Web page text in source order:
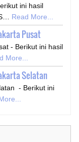
ini hasil
Read More...
Pusat
- Berikut ini hasil
More...
Selatan
- Berikut ini